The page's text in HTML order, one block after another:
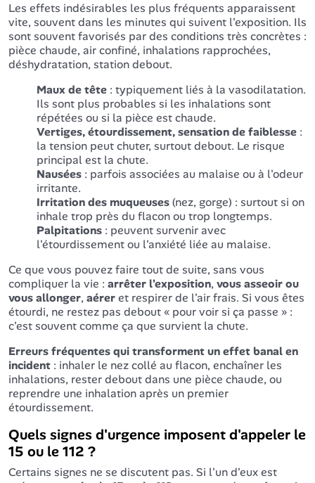
Les effets indésirables les plus fréquents apparaissent
vite, souvent dans les minutes qui suivent l'exposition. Ils
sont souvent favorisés par des conditions très concrètes :
pièce chaude, air confiné, inhalations rapprochées,
déshydratation, station debout.
Maux de tête : typiquement liés à la vasodilatation.
Ils sont plus probables si les inhalations sont
répétées ou si la pièce est chaude.
Vertiges, étourdissement, sensation de faiblesse :
la tension peut chuter, surtout debout. Le risque
principal est la chute.
Nausées : parfois associées au malaise ou à l'odeur
irritante.
Irritation des muqueuses(nez, gorge) : surtout si on
inhale trop près du flacon ou trop longtemps.
Palpitations : peuvent survenir avec
l'étourdissement ou l'anxiété liée au malaise.
Ce que vous pouvez faire tout de suite, sans vous
compliquer la vie : arrêter l'exposition,vous asseoir ou
vous allonger,aéreret respirer de l'air frais. Si vous êtes
étourdi, ne restez pas debout « pour voir si ça passe » :
c'est souvent comme ça que survient la chute.
Erreurs fréquentes qui transforment un effet banal en
incident : inhaler le nez collé au flacon, enchaîner les
inhalations, rester debout dans une pièce chaude, ou
reprendre une inhalation après un premier
étourdissement.
Quels signes d'urgence imposent d'appeler le
15 ou le 112 ?
Certains signes ne se discutent pas. Si l'un d'eux est